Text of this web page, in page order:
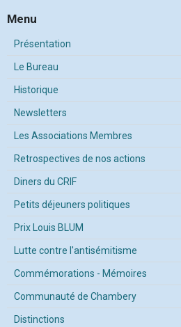
Menu
Présentation
Le Bureau
Historique
Newsletters
Les Associations Membres
Retrospectives de nos actions
Diners du CRIF
Petits déjeuners politiques
Prix Louis BLUM
Lutte contre l'antisémitisme
Commémorations - Mémoires
Communauté de Chambery
Distinctions